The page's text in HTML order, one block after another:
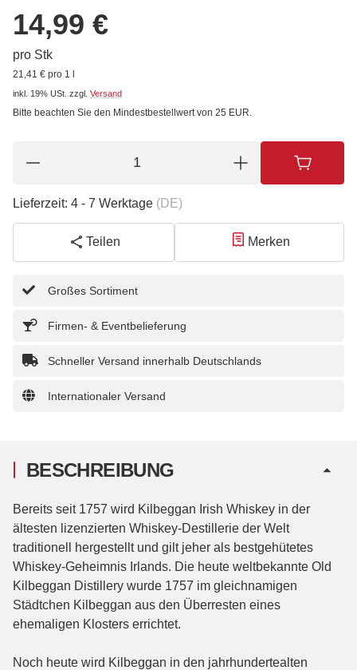
14,99 €
pro Stk
21,41 € pro 1 l
inkl. 19% USt. zzgl. Versand
Bitte beachten Sie den Mindestbestellwert von 25 EUR.
Lieferzeit: 4 - 7 Werktage (DE)
Teilen Merken
Großes Sortiment
Firmen- & Eventbelieferung
Schneller Versand innerhalb Deutschlands
Internationaler Versand
BESCHREIBUNG
Bereits seit 1757 wird Kilbeggan Irish Whiskey in der
ältesten lizenzierten Whiskey-Destillerie der Welt
traditionell hergestellt und gilt jeher als bestgehütetes
Whiskey-Geheimnis Irlands. Die heute weltbekannte Old
Kilbeggan Distillery wurde 1757 im gleichnamigen
Städtchen Kilbeggan aus den Überresten eines
ehemaligen Klosters errichtet.
Noch heute wird Kilbeggan in den jahrhundertealten